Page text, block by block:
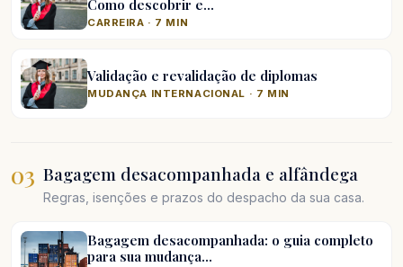
Como descobrir e…
CARREIRA · 7 MIN
Validação e revalidação de diplomas
MUDANÇA INTERNACIONAL · 7 MIN
03 Bagagem desacompanhada e alfândega
Regras, isenções e prazos do despacho da sua casa.
Bagagem desacompanhada: o guia completo
para sua mudança…